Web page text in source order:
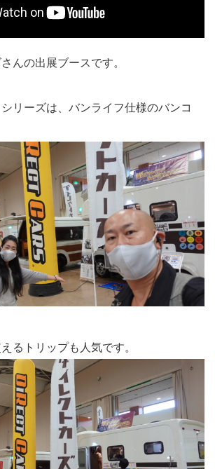
んの出展ブースです。
リーズは、バンライフ仕様のバンコ
るトリップも人気です。